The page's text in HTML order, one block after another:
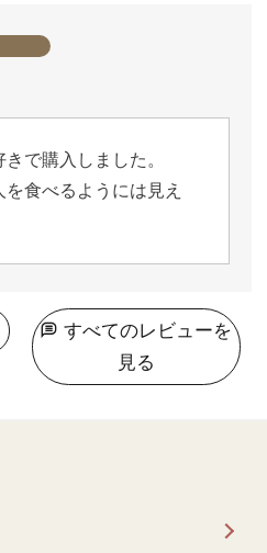
で購入しました。
食べるようには見え
すべてのレビューを
見る